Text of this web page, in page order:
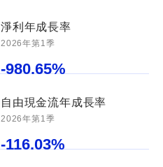
淨利年成長率
2026年第1季
-980.65%
自由現金流年成長率
2026年第1季
-116.03%